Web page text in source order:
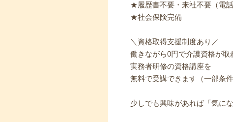
★履歴書不要・来社不要（電話
★社会保険完備
＼資格取得支援制度あり／
働きながら0円で介護資格が取
実務者研修の資格講座を
無料で受講できます（一部条件
少しでも興味があれば「気に